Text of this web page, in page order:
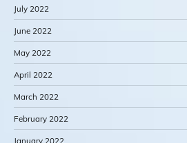
July 2022
June 2022
May 2022
April 2022
March 2022
February 2022
January 2022